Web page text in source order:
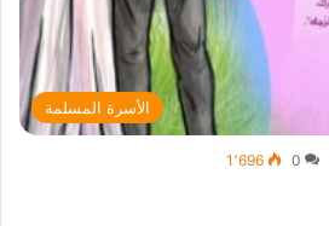
الأسرة المسلمة
0 1٬696